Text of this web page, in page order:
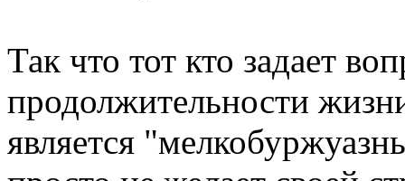
Так что тот кто задает
продолжительности
является